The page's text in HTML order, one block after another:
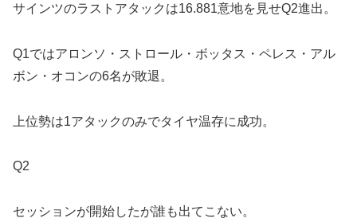
サインツのラストアタックは16.881意地を見せQ2進出。
Q1ではアロンソ・ストロール・ボッタス・ペレス・アル
ボン・オコンの6名が敗退。
上位勢は1アタックのみでタイヤ温存に成功。
Q2
セッションが開始したが誰も出てこない。